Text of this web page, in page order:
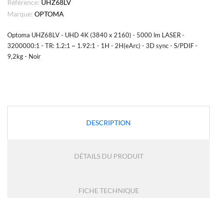
Référence: UHZ68LV
Marque: OPTOMA
Optoma UHZ68LV - UHD 4K (3840 x 2160) - 5000 lm LASER -
3200000:1 - TR: 1.2:1 ~ 1.92:1 - 1H - 2H(eArc) - 3D sync - S/PDIF -
9,2kg - Noir
DESCRIPTION
DÉTAILS DU PRODUIT
FICHE TECHNIQUE